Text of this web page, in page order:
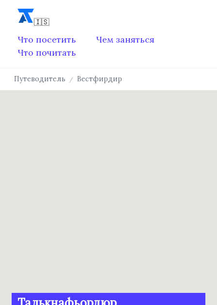
Что посетить
Чем заняться
Что почитать
Путеводитель Вестфирдир